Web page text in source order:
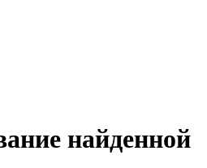
найденной